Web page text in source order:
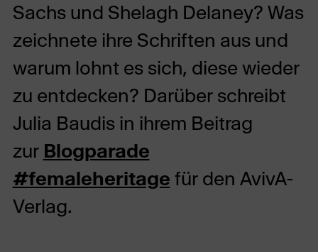
Sachs und Shelagh Delaney? Was
zeichnete ihre Schriften aus und
warum lohnt es sich, diese wieder
zu entdecken? Darüber schreibt
Julia Baudis in ihrem Beitrag
zur Blogparade
#femaleheritage für den AvivA-
Verlag.